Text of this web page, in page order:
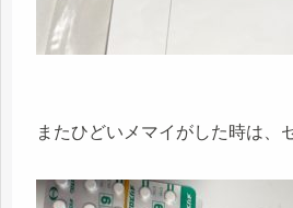
またひどいメマイがした時は、